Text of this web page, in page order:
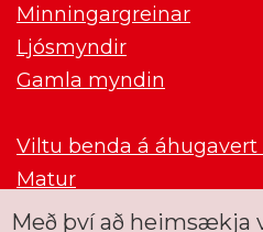
Minningargreinar
Ljósmyndir
Gamla myndin
Viltu benda á
Matur
Með því að heimsækja